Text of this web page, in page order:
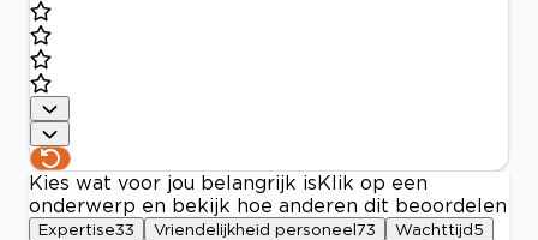
Kies wat voor jou belangrijk is Klik op een
onderwerp en bekijk hoe anderen dit beoordelen
Expertise33 Vriendelijkheid personeel 73 Wachttijd 5